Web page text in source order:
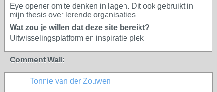
Eye opener om te denken in lagen. Dit ook gebruikt in
mijn thesis over lerende organisaties
Wat zou je willen dat deze site bereikt?
Uitwisselingsplatform en inspiratie plek
Comment Wall:
Tonnie van der Zouwen